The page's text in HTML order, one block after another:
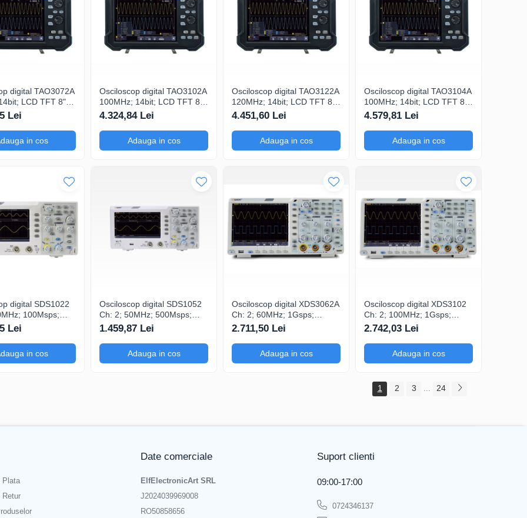
digital TAO3072A
LCD TFT 8";
40Mpts dotat
de Analiză
Lei
in cos
Osciloscop digital TAO3102A
100MHz; 14bit; LCD TFT 8";
Ch: 2; 1Gsps; 40Mpts dotat
cu Măsurători automate
4.324,84 Lei
Adauga in cos
Osciloscop digital TAO3122A
120MHz; 14bit; LCD TFT 8";
Ch: 2; 1Gsps; 40Mpts
integrat cu Măsurători
automate
4.451,60 Lei
Adauga in cos
Osciloscop digital TAO3104A
100MHz; 14bit; LCD TFT 8";
Ch: 4; 1Gsps; 40Mpts care
4.579,81 Lei
Adauga in cos
digital SDS1022
100Msps;
7"S; 15W care
Lei
in cos
Osciloscop digital SDS1052
Ch: 2; 50MHz; 500Msps;
10kpts; LCD 7"S; ≤7ns
avand capacitatea de
Analiză FFT
1.459,87 Lei
Adauga in cos
Osciloscop digital XDS3062A
Ch: 2; 60MHz; 1Gsps;
40Mpts; LCD TFT 8"; XDS
care ofera Triggering
avansat
2.711,50 Lei
Adauga in cos
Osciloscop digital XDS3102
Ch: 2; 100MHz; 1Gsps;
40Mpts; LCD TFT 8"; XDS
ce include Triggering
avansat
2.742,03 Lei
Adauga in cos
1 2 3 ... 24
Plata
Retur
Date comerciale
ElfElectronicArt SRL
J2024039969008
RO50858656
Suport clienti
09:00-17:00
0724346137